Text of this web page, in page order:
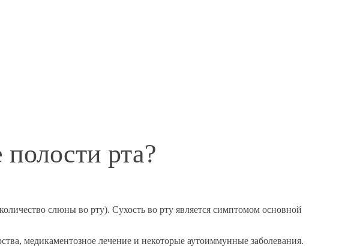
полости рта?
слюны во рту). Сухость во рту является симптомом основной
медикаментозное лечение и некоторые аутоиммунные заболевания.